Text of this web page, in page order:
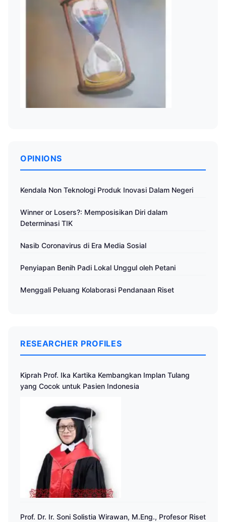
OPINIONS
Kendala Non Teknologi Produk Inovasi Dalam Negeri
Winner or Losers?: Memposisikan Diri dalam
Determinasi TIK
Nasib Coronavirus di Era Media Sosial
Penyiapan Benih Padi Lokal Unggul oleh Petani
Menggali Peluang Kolaborasi Pendanaan Riset
RESEARCHER PROFILES
Kiprah Prof. Ika Kartika Kembangkan Implan Tulang
yang Cocok untuk Pasien Indonesia
Prof. Dr. Ir. Soni Solistia Wirawan, M.Eng., Profesor Riset